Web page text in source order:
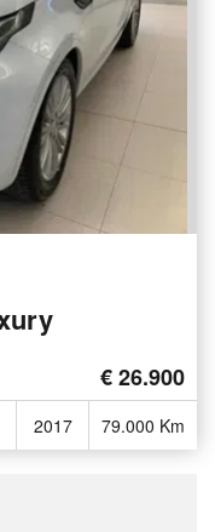
€ 26.900
2017 79.000 Km